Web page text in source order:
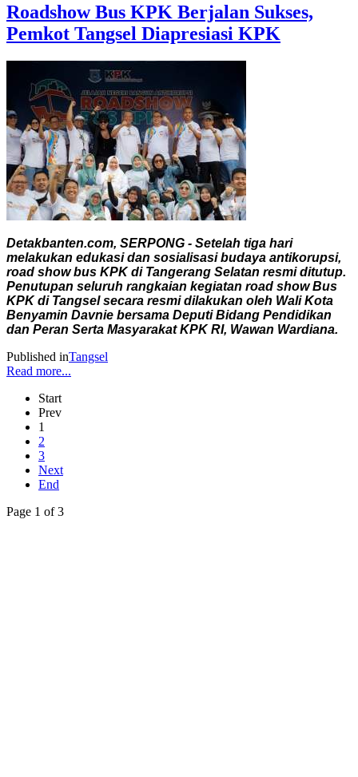
Roadshow Bus KPK Berjalan Sukses,
Pemkot Tangsel Diapresiasi KPK
Detakbanten.com, SERPONG - Setelah tiga hari
melakukan edukasi dan sosialisasi budaya antikorupsi,
road show bus KPK di Tangerang Selatan resmi ditutup.
Penutupan seluruh rangkaian kegiatan road show Bus
KPK di Tangsel secara resmi dilakukan oleh Wali Kota
Benyamin Davnie bersama Deputi Bidang Pendidikan
dan Peran Serta Masyarakat KPK RI, Wawan Wardiana.
Published inTangsel
Read more...
Start
Prev
1
2
3
Next
End
Page 1 of 3